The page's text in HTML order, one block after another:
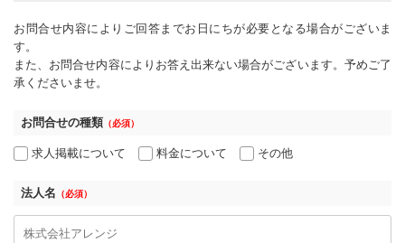
お問合せ内容によりご回答までお日にちが必要となる場合がございま
す。
また、お問合せ内容によりお答え出来ない場合がございます。予めご了
承くださいませ。
お問合せの種類 （必須）
求人掲載について 料金について その他
法人名 （必須）